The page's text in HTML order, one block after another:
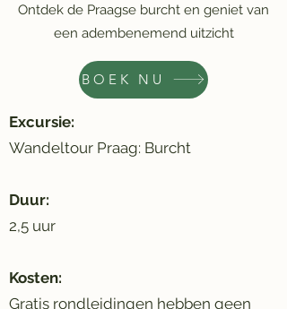
Ontdek de Praagse burcht en geniet van
een adembenemend uitzicht
BOEK NU
Excursie:
Wandeltour Praag: Burcht
Duur:
2,5 uur
Kosten:
Gratis rondleidingen hebben geen